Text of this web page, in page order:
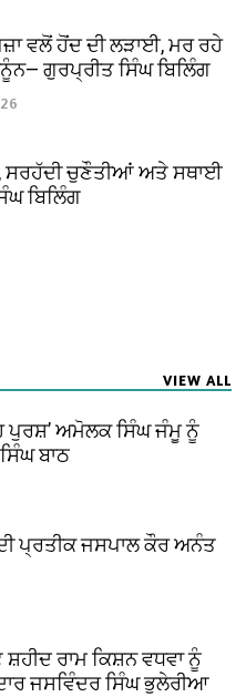
ਵਲੋਂ ਹੋਂਦ ਦੀ ਲੜਾਈ, ਮਰ ਰਹੇ
ਗੁਰਪ੍ਰੀਤ ਸਿੰਘ ਬਿਲਿੰਗ
ਸਰਹੱਦੀ ਚੁਣੌਤੀਆਂ ਅਤੇ ਸਥਾਈ
ਬਿਲਿੰਗ
VIEW ALL
ਪੁਰਸ਼’ ਅਮੋਲਕ ਸਿੰਘ ਜੰਮੂ ਨੂੰ
ਬਾਠ
ਪ੍ਰਤੀਕ ਜਸਪਾਲ ਕੌਰ ਅਨੰਤ
ਰਾਮ ਕਿਸ਼ਨ ਵਧਵਾ ਨੂੰ
ਜਸਵਿੰਦਰ ਸਿੰਘ ਭੁਲੇਰੀਆ